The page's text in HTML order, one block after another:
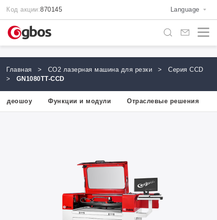
Код акции:870145 Language
Главная > CO2 лазерная машина для резки >
Серия CCD
>
GN1080TT-CCD
Функции и модули Отраслевые решения